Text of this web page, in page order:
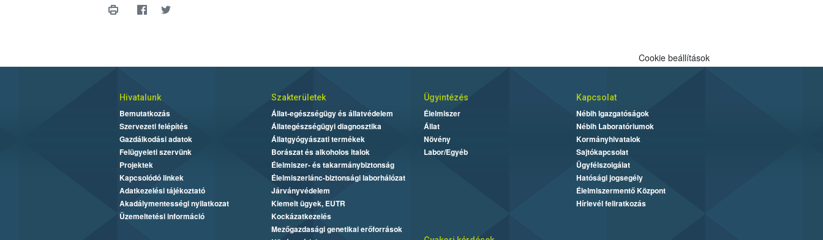
Cookie beállítások
Hivatalunk
Bemutatkozás
Szervezeti felépítés
Gazdálkodási adatok
Felügyeleti szervünk
Projektek
Kapcsolódó linkek
Adatkezelési tájékoztató
Akadálymentességi nyilatkozat
Üzemeltetési információ
Szakterületek
Állat-egészségügy és állatvédelem
Állategészségügyi diagnosztika
Állatgyógyászati termékek
Borászat és alkoholos italok
Élelmiszer- és takarmánybiztonság
Élelmiszerlánc-biztonsági laborhálózat
Járványvédelem
Kiemelt ügyek, EUTR
Kockázatkezelés
Mezőgazdasági genetikai erőforrások
Ügyintézés
Élelmiszer
Állat
Növény
Labor/Egyéb
Kapcsolat
Nébih Igazgatóságok
Nébih Laboratóriumok
Kormányhivatalok
Sajtókapcsolat
Ügyfélszolgálat
Hatósági jogsegély
Élelmiszermentő Központ
Hírlevél feliratkozás